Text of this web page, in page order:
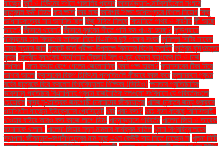
যাচ্ছেন কান্ট ও হিউমের দর্শনে গাজালির প্রভাব কাভার্ডভ্যান-মোটরসাইকেল সংঘর্ষে
ছাত্রদল কর্মী নিহত কার ক্ষতি কার লাভ কারিগরি শিক্ষা অধিদপ্তরে বিশাল নিয়োগ কিছু
অধিনায়কত্বের নাম অনুমিত ছিল কিছু ইঙ্গিত মিলছে কিডনিতে পাথর ও করণীয় কী আছে
তাতে? কীভাবে খাবেন? কীভাবে বুঝবেন শীতে পানি কম খাওয়া হচ্ছে? কুড়িগ্রামে
দরিদ্রদের চাল বিতরণের তালিকা নিয়ে বিএনপির দুই পক্ষের সংঘর্ষ কুমিল্লা সিটির সাবেক
মেয়র সূচনার জমি কুয়েটে ভর্তি পরীক্ষা উপলক্ষে বিমানের বিশেষ ফ্লাইট কৃত্রিম বুদ্ধিমত্তা
কৃষক কেন্দ্রীয় ব্যাংকের নির্দেশনায় ট্রেজারি বিল ও বন্ড কেনায় ব্যাংকের ফি ও চার্জ
নির্ধারণ" কোন কথায় রেগে গেলেন জেলেনস্কি কোন পক্ষ হারল? ক্যানসারের টিকা নিয়ে
আশার আলো ক্যান্সারের বিকল্প চিকিৎসা পদ্ধতিগুলি কীভাবে কাজ করে ক্লাসরুমে প্রথম
বর্ষের ছাত্রকে বিয়ে করলেন বিশ্ববিদ্যালয় শিক্ষিকা (ভিডিও) ক্ষমতার প্রাতিষ্ঠানিক
ভারসাম্য প্রতিষ্ঠায় বিএনপিসহ প্রধান রাজনৈতিক দলগুলো সংবিধানে যে পরিবর্তনগুলো
চেয়েছিল ক্ষুদ্র নৃ-তাত্বিক জনগোষ্ঠী চাকমাদের জীবনযাত্রা খনিজ চুক্তির জন্য শুক্রবার
ওয়াশিংটন যাচ্ছেন ইউক্রেনের প্রেসিডেন্ট খবর খরচ কত? খরচ বহন করেছে বিসিসিআই"
খাওয়ার বাইরে আরও কত কাজে লাগে ডিম! খাদ্যাভ্যাসে পরিবর্তন খালেদা জিয়া ও তারেক
রহমানকে খালাস'' খালেদা জিয়ার নতুন মামলার কার্যক্রম বাতিল খুলনা বিশ্ববিদ্যালয়ের
স্থাপনা: জীবনানন্দ–জগদীশচন্দ্রের নাম মুছে এখন কেউই দায় নিতে চাচ্ছেন না খুলনা সিটি